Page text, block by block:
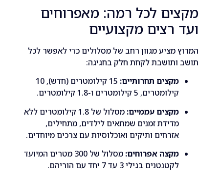
לכל רמה: מאפרוחים
רצים מקצועיים
מציע מגוון רחב של מסלולים כדי לאפשר לכל
לקחת חלק בחגיגה:
מקצים תחרותיים:
15 קילומטרים (חדש), 10
קילומטרים, 5 קילומטרים ו-1.8 קילומטרים.
מקצים עממיים:
מסלול של 1.8 קילומטרים ללא
מדידת זמנים שמתאים לילדים, מתחילים,
אזרחים ותיקים ואוכלוסיות עם צרכים מיוחדים.
מקצה אפרוחים:
מסלול של 300 מטרים המיועד
לקטנטנים בגילי 3 עד 7 יחד עם הוריהם.